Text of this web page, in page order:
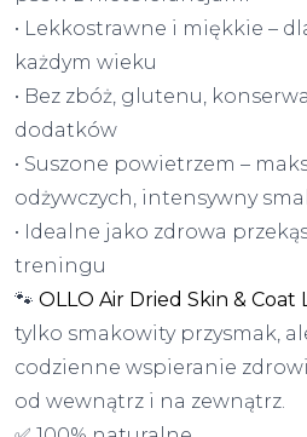
• Lekkostrawne i miękkie –
każdym wieku
• Bez zbóż, glutenu,
dodatków
• Suszone powietrzem –
odżywczych, intensywny
• Idealne jako zdrowa
treningu
🐾 OLLO Air Dried Skin & Coat
tylko smakowity przysmak,
codzienne wspieranie
od wewnątrz i na zewnątrz.